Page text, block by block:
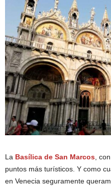
La Basílica de San Marcos ,
puntos más turísticos. Y como
en Venecia seguramente